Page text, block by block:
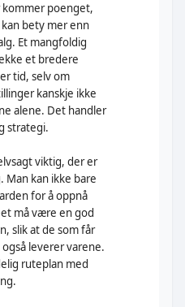
kommer poenget,
bety mer enn
Et mangfoldig
et bredere
tid, selv om
kanskje ikke
alene. Det handler
strategi.
viktig, der er
Man kan ikke bare
for å oppnå
må være en god
slik at de som får
leverer varene.
ruteplan med